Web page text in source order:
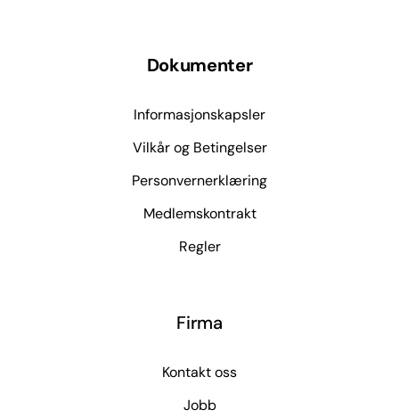
Dokumenter
Informasjonskapsler
Vilkår og Betingelser
Personvernerklæring
Medlemskontrakt
Regler
Firma
Kontakt oss
Jobb